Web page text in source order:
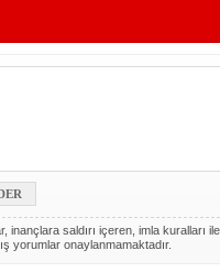
saldırı içeren, imla kuralları ile
yorumlar onaylanmamaktadır.